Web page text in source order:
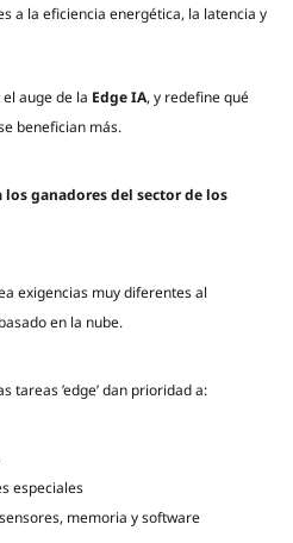
a la eficiencia energética, la latencia y
auge de la Edge IA, y redefine qué
benefician más.
ganadores del sector de los
exigencias muy diferentes al
en la nube.
tareas ’edge’ dan prioridad a:
especiales
memoria y software